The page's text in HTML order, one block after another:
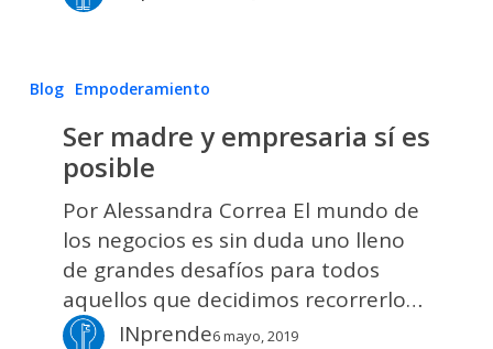
Ser
empresaria
posible
Blog Empoderamiento
Ser madre y empresaria sí es
posible
Por Alessandra Correa El mundo de
los negocios es sin duda uno lleno
de grandes desafíos para todos
aquellos que decidimos recorrerlo…
INprende6 mayo, 2019